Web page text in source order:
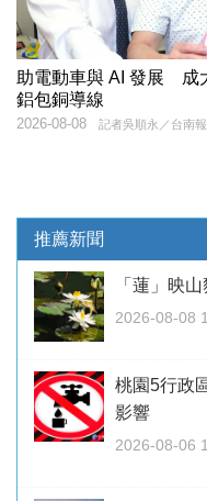
助電動車與 AI 發展 成
鋁包銅導線
記者吳順永／台南
2026-08-08
推薦新聞
「蓮」映
2026-08-08
桃園5行政
影響
2026-08-06